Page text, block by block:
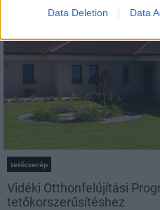
Data Deletion Data
tetőcserép
Vidéki Otthonfelújítási
tetőkorszerűsítéshez